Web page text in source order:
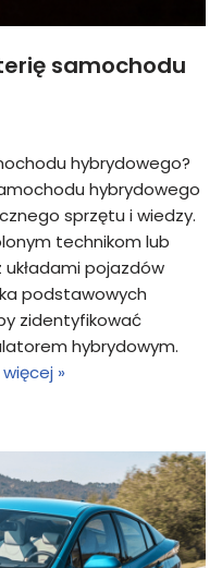
samochodu
hybrydowego?
hybrydowego
sprzętu i wiedzy.
technikom lub
pojazdów
podstawowych
zidentyfikować
hybrydowym.
»